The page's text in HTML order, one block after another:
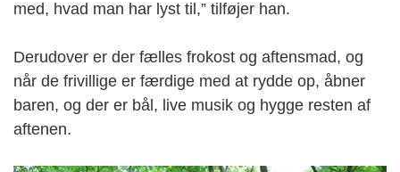
med, hvad man har lyst til,” tilføjer han.
Derudover er der fælles frokost og aftensmad, og
når de frivillige er færdige med at rydde op, åbner
baren, og der er bål, live musik og hygge resten af
aftenen.